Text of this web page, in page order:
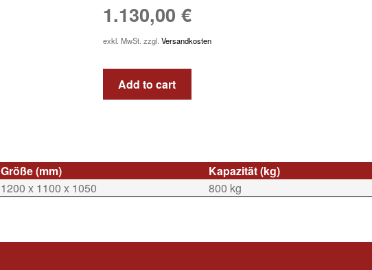
1.130,00 €
exkl. MwSt. zzgl. Versandkosten
Add to cart
Größe (mm) Kapazität (kg)
1200 x 1100 x 1050 800 kg